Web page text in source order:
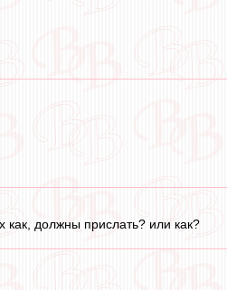
должны прислать? или как?